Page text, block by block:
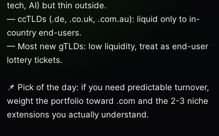
tech, AI) but thin outside.
— ccTLDs (.de, .co.uk, .com.au): liquid only to in-
country end-users.
— Most new gTLDs: low liquidity, treat as end-user
lottery tickets.
📌 Pick of the day: if you need predictable turnover,
weight the portfolio toward .com and the 2-3 niche
extensions you actually understand.